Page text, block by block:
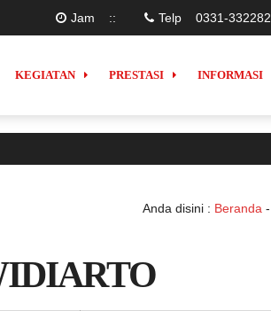
Jam :: Telp 0331-332282
KEGIATAN PRESTASI INFORMASI
Anda disini : Beranda -